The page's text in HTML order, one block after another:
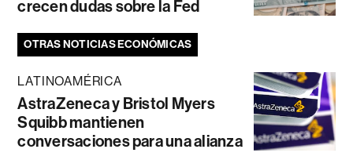
crecen dudas sobre la Fed
OTRAS NOTICIAS ECONÓMICAS
LATINOAMÉRICA
AstraZeneca y Bristol Myers
Squibb mantienen
conversaciones para una alianza